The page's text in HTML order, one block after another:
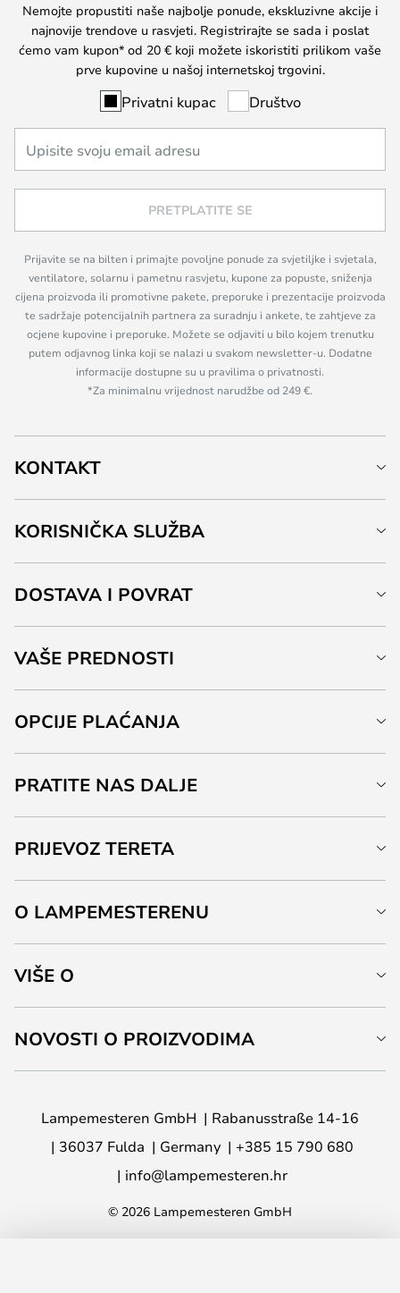
Nemojte propustiti naše najbolje ponude, ekskluzivne akcije i
najnovije trendove u rasvjeti. Registrirajte se sada i poslat
ćemo vam kupon* od 20 € koji možete iskoristiti prilikom vaše
prve kupovine u našoj internetskoj trgovini.
Privatni kupac Društvo
PRETPLATITE SE
Prijavite se na bilten i primajte povoljne ponude za svjetiljke i svjetala,
ventilatore, solarnu i pametnu rasvjetu, kupone za popuste, sniženja
cijena proizvoda ili promotivne pakete, preporuke i prezentacije proizvoda
te sadržaje potencijalnih partnera za suradnju i ankete, te zahtjeve za
ocjene kupovine i preporuke. Možete se odjaviti u bilo kojem trenutku
putem odjavnog linka koji se nalazi u svakom newsletter-u. Dodatne
informacije dostupne su u pravilima o privatnosti.
*Za minimalnu vrijednost narudžbe od 249 €.
KONTAKT
KORISNIČKA SLUŽBA
DOSTAVA I POVRAT
VAŠE PREDNOSTI
OPCIJE PLAĆANJA
PRATITE NAS DALJE
PRIJEVOZ TERETA
O LAMPEMESTERENU
VIŠE O
NOVOSTI O PROIZVODIMA
Lampemesteren GmbH
Rabanusstraße 14-16
36037 Fulda
Germany
+385 15 790 680
info@lampemesteren.hr
© 2026 Lampemesteren GmbH